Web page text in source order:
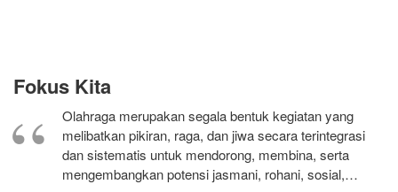
Fokus Kita
Olahraga merupakan segala bentuk kegiatan yang
melibatkan pikiran, raga, dan jiwa secara terintegrasi
dan sistematis untuk mendorong, membina, serta
mengembangkan potensi jasmani, rohani, sosial,…